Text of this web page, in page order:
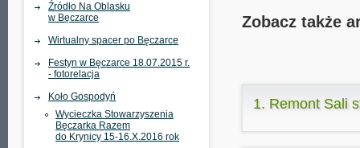
Źródło Na Oblasku
w Bęczarce
Wirtualny spacer po Bęczarce
Festyn w Bęczarce 18.07.2015 r.
- fotorelacja
Koło Gospodyń
Wycieczka Stowarzyszenia
Bęczarka Razem
do Krynicy 15-16.X.2016 rok
Zobacz także
1. Remont Sali